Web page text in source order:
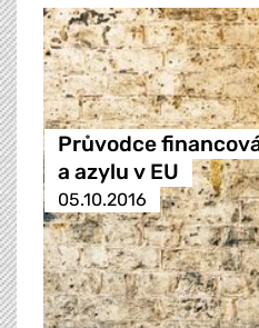
Průvodce
a azylu v EU
05.10.2016